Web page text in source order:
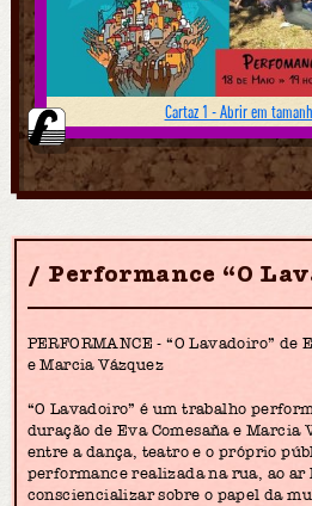
Cartaz 1 - Abrir em
Performance “O
PERFORMANCE - “O Lavadoiro” de
e Marcia Vázquez
“O Lavadoiro” é um trabalho
duração de Eva Comesaña e Marcia
entre a dança, teatro e o próprio
performance realizada na rua, ao
consciencializar sobre o papel da